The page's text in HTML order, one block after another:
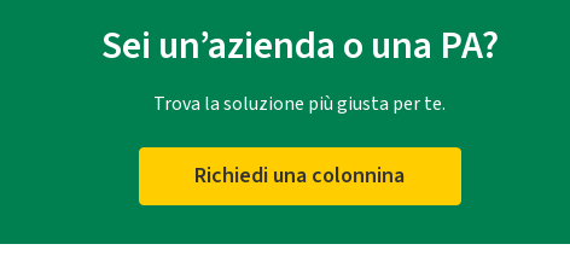
Sei un’azienda o una PA?
Trova la soluzione più giusta per te.
Richiedi una colonnina